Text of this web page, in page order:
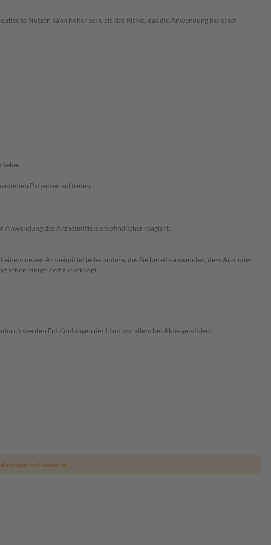
Nutzen kann höher sein, als das Risiko, das die Anwendung bei einer
Patienten auftreten.
Anwendung des Arzneimittels empfindlicher reagiert.
neuen Arzneimittel jedes andere, das Sie bereits anwenden, dem Arzt oder
schon einige Zeit zurückliegt.
werden Entzündungen der Haut vor allem bei Akne gemildert.
mit anderen.